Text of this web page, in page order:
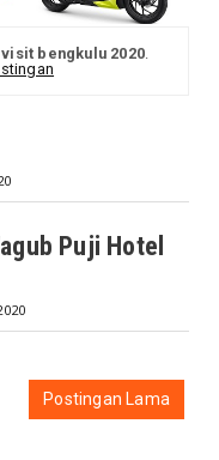
visit bengkulu 2020.
Puji Hotel
Postingan Lama